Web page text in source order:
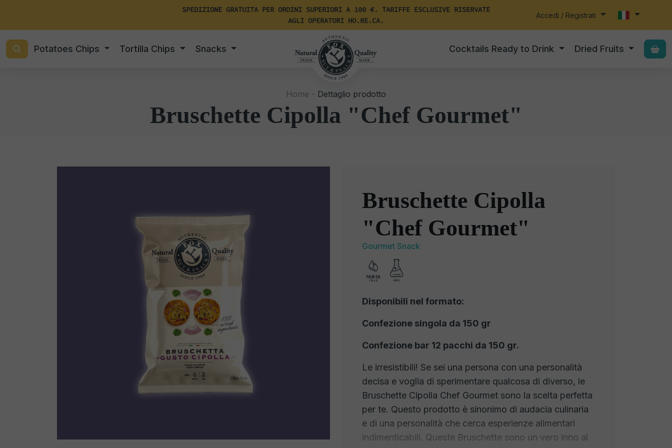
SPEDIZIONE GRATUITA PER ORDINI SUPERIORI A 100 €. TARIFFE ESCLUSIVE RISERVATE
AGLI OPERATORI HO.RE.CA.
Accedi / Registrati
Potatoes Chips Tortilla Chips Snacks Cocktails Ready to Drink Dried Fruits
Home - Dettaglio prodotto
Bruschette Cipolla "Chef Gourmet"
Bruschette Cipolla
"Chef Gourmet"
Gourmet Snack
Disponibili nel formato:
Confezione singola da 150 gr
Confezione bar 12 pacchi da 150 gr.
Le irresistibili! Se sei una persona con una personalità
decisa e voglia di sperimentare qualcosa di diverso, le
Bruschette Cipolla Chef Gourmet sono la scelta perfetta
per te. Questo prodotto è sinonimo di audacia culinaria
e di una personalità che cerca esperienze alimentari
indimenticabili. Queste Bruschette sono un vero inno al